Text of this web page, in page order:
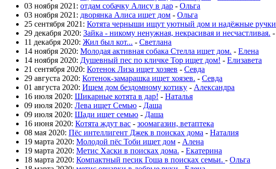
03 ноября 2021: отдам собачку Алису в дар - Ольга
03 ноября 2021: дворянка Алиса ищет дом - Ольга
25 сентября 2021: Котята черныши ищут уютный дом и надёжные ручки
29 декабря 2020: Зайка - никому ненужная, некрасивая и несчастливая. -
11 декабря 2020: Жил был кот... - Светлана
14 ноября 2020: Молодая активная собака Стелла ищет дом. - Елена
14 ноября 2020: Душевный пес по кличке Тор ищет дом! - Елизавета
21 сентября 2020: Котенок Лиза ищет хозяев - Севда
29 августа 2020: Котенок-замарашка ищет хоязев. - Севда
01 августа 2020: Ищем дом бездомному котику - Александра
16 июля 2020: Шикарные котята в дар! - Наталья
09 июля 2020: Лева ищет Семью - Даша
09 июля 2020: Шади ищет семью - Даша
16 июня 2020: Котята ждут вас - зоомагазин, ветаптека
08 мая 2020: Пёс интеллигент Джек в поисках дома - Наталия
19 марта 2020: Молодой пёс Тоби ищет дом - Алена
19 марта 2020: Метис Хаски в поисках дома. - Екатерина
18 марта 2020: Компактный песик Гоша в поисках семьи. - Ольга